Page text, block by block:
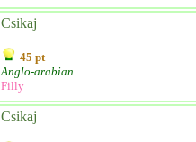
Csikaj
45 pt
Anglo-arabian
Filly
Csikaj